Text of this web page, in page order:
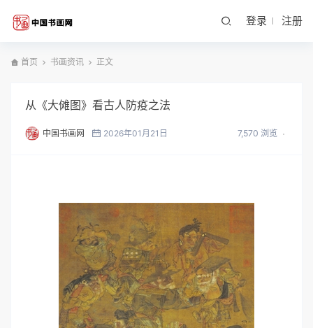
登录 注册
首页 书画资讯 正文
从《大傩图》看古人防疫之法
中国书画网 2026年01月21日 7,570 浏览